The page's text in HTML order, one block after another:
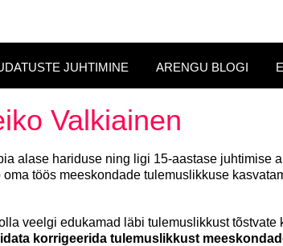
JUHTIMINE ARENGU BLOGI
Valkiainen
alase hariduse ning ligi 15-aastase juhtimise
töös meeskondade tulemuslikkuse
veelgi edukamad läbi tulemuslikkust tõstvate
korrigeerida tulemuslikkust